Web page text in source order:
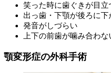
笑った時に歯ぐきが目立
出っ歯・下顎が後ろに下
発音がしづらい
上下の前歯が噛み合わな
顎変形症の外科手術